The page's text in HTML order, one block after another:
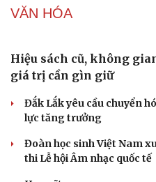
Cây thuốc
Sản phụ khoa
Nam khoa
Làm đẹp - giảm cân
Ăn sạch sống khỏe
bằng “mạch máu” KC-135
nan chiến lược
Mỹ bác thông tin thiếu hụt
giao tranh với Iran
Phê duyệt Kế hoạch bồi
VĂN HÓA